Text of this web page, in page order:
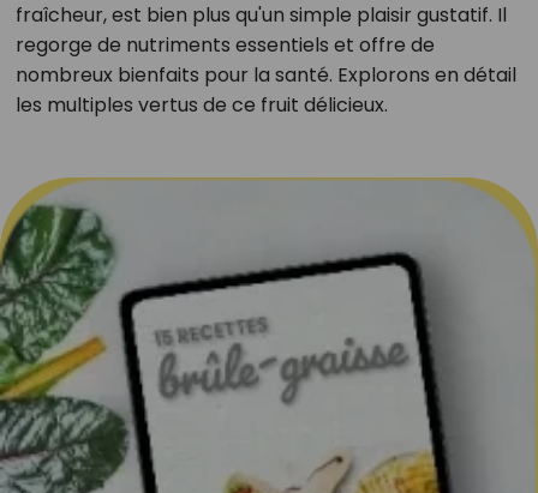
fraîcheur, est bien plus qu'un simple plaisir gustatif. Il
regorge de nutriments essentiels et offre de
nombreux bienfaits pour la santé. Explorons en détail
les multiples vertus de ce fruit délicieux.